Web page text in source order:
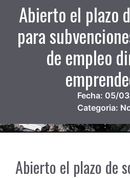
Abierto el plazo
para
de empleo
Fecha: 05/
Categoria:
Abierto el plazo de